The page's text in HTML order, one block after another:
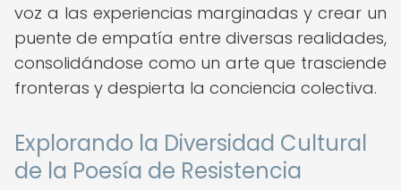
voz a las experiencias marginadas y crear un
puente de empatía entre diversas realidades,
consolidándose como un arte que trasciende
fronteras y despierta la conciencia colectiva.
Explorando la Diversidad Cultural
de la Poesía de Resistencia